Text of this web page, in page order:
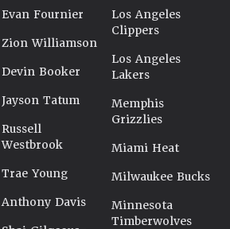
Evan Fournier
Zion Williamson
Devin Booker
Jayson Tatum
Russell
Westbrook
Trae Young
Anthony Davis
Los Angeles
Clippers
Los Angeles
Lakers
Memphis
Grizzlies
Miami Heat
Milwaukee Bucks
Minnesota
Timberwolves